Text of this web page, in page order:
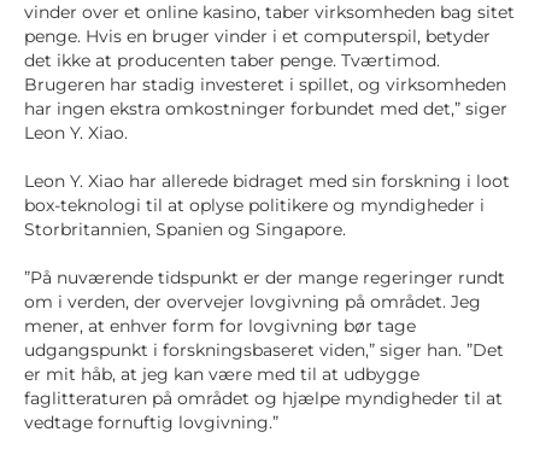
vinder over et online kasino, taber virksomheden bag sitet
penge. Hvis en bruger vinder i et computerspil, betyder
det ikke at producenten taber penge. Tværtimod.
Brugeren har stadig investeret i spillet, og virksomheden
har ingen ekstra omkostninger forbundet med det,” siger
Leon Y. Xiao.
Leon Y. Xiao har allerede bidraget med sin forskning i loot
box-teknologi til at oplyse politikere og myndigheder i
Storbritannien, Spanien og Singapore.
”På nuværende tidspunkt er der mange regeringer rundt
om i verden, der overvejer lovgivning på området. Jeg
mener, at enhver form for lovgivning bør tage
udgangspunkt i forskningsbaseret viden,” siger han. ”Det
er mit håb, at jeg kan være med til at udbygge
faglitteraturen på området og hjælpe myndigheder til at
vedtage fornuftig lovgivning.”